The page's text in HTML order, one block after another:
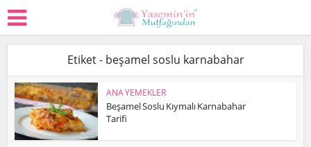
Etiket - beşamel soslu karnabahar
ANA YEMEKLER
Beşamel Soslu Kıymalı Karnabahar
Tarifi